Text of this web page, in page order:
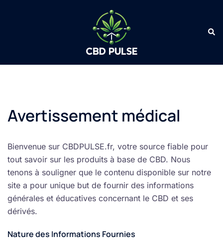
Avertissement médical
Bienvenue sur CBDPULSE.fr, votre source fiable pour
tout savoir sur les produits à base de CBD. Nous
tenons à souligner que le contenu disponible sur notre
site a pour unique but de fournir des informations
générales et éducatives concernant le CBD et ses
dérivés.
Nature des Informations Fournies